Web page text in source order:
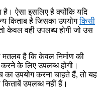
ऐसा इसलिए है क्योंकि यदि
किताब है जिसका उपयोगकिसी
केवल वही उपलब्ध होगी जो उस
है कि केवल निर्माण की
के लिए उपलब्ध होगी।
उपयोग करना चाहते हैं, तो यह
किताबें उपलब्ध नहीं हैं।